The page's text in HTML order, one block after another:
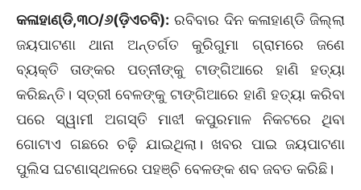
କଳାହାଣ୍ଡି,୩୦/୬(ଡ଼ିଏଚବି): ରବିବାର ଦିନ କଳାହାଣ୍ଡି ଜିଲ୍ଲା
ଜୟପାଟଣା ଥାନା ଅନ୍ତର୍ଗତ କୁରିଗୁମା ଗ୍ରାମରେ ଜଣେ
ବ୍ୟକ୍ତି ତାଙ୍କର ପତ୍ନୀଙ୍କୁ ଟାଙ୍ଗିଆରେ ହାଣି ହତ୍ୟା
କରିଛନ୍ତି। ସ୍ତ୍ରୀ ବେଳଙ୍କୁ ଟାଙ୍ଗିଆରେ ହାଣି ହତ୍ୟା କରିବା
ପରେ ସ୍ୱାମୀ ଅଗସ୍ତି ମାଝୀ କପୁରମାଳ ନିକଟରେ ଥିବା
ଗୋଟାଏ ଗଛରେ ଚଢ଼ି ଯାଇଥିଲା। ଖବର ପାଇ ଜୟପାଟଣା
ପୁଲିସ ଘଟଣାସ୍ଥଳରେ ପହଞ୍ଚି ବେଳଙ୍କ ଶବ ଜବତ କରିଛି।